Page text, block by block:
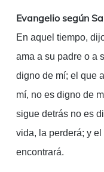
Evangelio según
En aquel tiempo,
ama a su padre o a
digno de mí; el que
mí, no es digno de
sigue detrás no es
vida, la perderá; y
encontrará.